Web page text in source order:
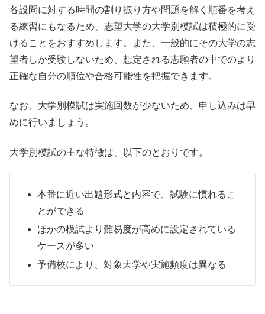
各設問に対する時間の割り振り方や問題を解く順番を考え
る練習にもなるため、志望大学の大学別模試は積極的に受
けることをおすすめします。また、一般的にその大学の志
望者しか受験しないため、想定される志願者の中でのより
正確な自分の順位や合格可能性を把握できます。
なお、大学別模試は実施回数が少ないため、申し込みは早
めに行いましょう。
大学別模試の主な特徴は、以下のとおりです。
本番に近い出題形式と内容で、試験に慣れるこ
とができる
ほかの模試より難易度が高めに設定されている
ケースが多い
予備校により、対象大学や実施頻度は異なる